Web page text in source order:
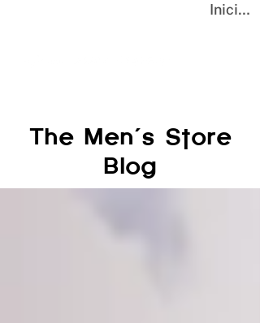
Iniciar
The Men´s Store
Blog